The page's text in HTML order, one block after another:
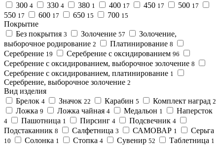
300 4 330 4 380 1 400 17 450 17 500 17
550 17 600 17 650 15 700 15
Покрытие
Без покрытия 3 Золочение 57
Золочение,
выборочное родирование 2 Платинирование 8
Серебрение 19 Серебрение с оксидированием 96
Серебрение с оксидированием, выборочное золочение 8
Серебрение с оксидированием, платинирование 1
Серебрение, выборочное золочение 2
Вид изделия
Брелок 4 Значок 22 Карабин 5 Комплект наград 2
Ложка 9 Ложка чайная 4 Медальон 1 Наперсток
4 Пашотница 1 Пирсинг 4 Подсвечник 4
Подстаканник 8 Салфетница 3 САМОВАР 1 Серьга
10 Солонка 1 Стопка 4 Сувенир 52 Таблетница 1